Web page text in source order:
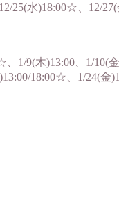
25(水)18:00☆、12/
1/9(木)13:00、1/10(
18:00☆、1/24(金